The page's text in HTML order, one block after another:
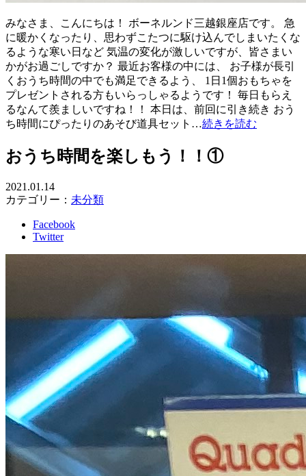
みなさま、こんにちは！ ボーネルンド三越銀座店です。 急
に暖かくなったり、思わずこたつに駆け込んでしまいたくな
るような寒い日など 気温の変化が激しいですが、皆さまい
かがお過ごしですか？ 最近お客様の中には、 お子様が長引
くおうち時間の中でも満足できるよう、 1日1個おもちゃを
プレゼントされる方もいらっしゃるようです！ 毎日もらえ
るなんて羨ましいですね！！ 本日は、前回に引き続き おう
ち時間にぴったりのあそび道具セット…続きを読む
おうち時間を楽しもう！！①
2021.01.14
カテゴリー： 未分類
Facebook
Twitter